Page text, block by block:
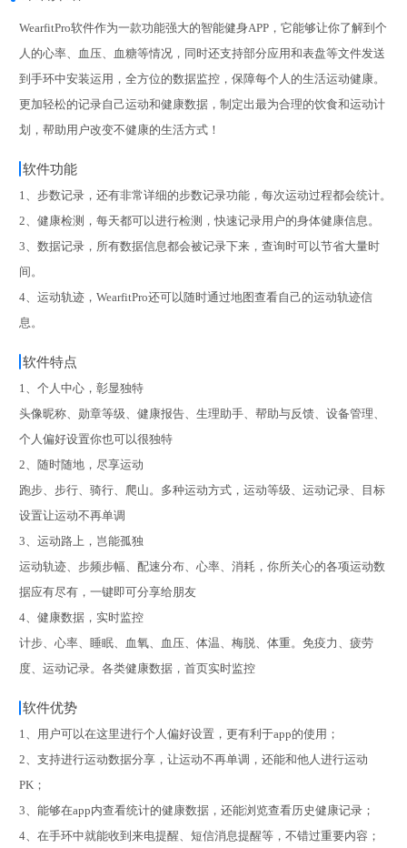
WearfitPro软件作为一款功能强大的智能健身APP，它能够让你了解到个
人的心率、血压、血糖等情况，同时还支持部分应用和表盘等文件发送
到手环中安装运用，全方位的数据监控，保障每个人的生活运动健康。
更加轻松的记录自己运动和健康数据，制定出最为合理的饮食和运动计
划，帮助用户改变不健康的生活方式！
软件功能
1、步数记录，还有非常详细的步数记录功能，每次运动过程都会统计。
2、健康检测，每天都可以进行检测，快速记录用户的身体健康信息。
3、数据记录，所有数据信息都会被记录下来，查询时可以节省大量时
间。
4、运动轨迹，WearfitPro还可以随时通过地图查看自己的运动轨迹信
息。
软件特点
1、个人中心，彰显独特
头像昵称、勋章等级、健康报告、生理助手、帮助与反馈、设备管理、
个人偏好设置你也可以很独特
2、随时随地，尽享运动
跑步、步行、骑行、爬山。多种运动方式，运动等级、运动记录、目标
设置让运动不再单调
3、运动路上，岂能孤独
运动轨迹、步频步幅、配速分布、心率、消耗，你所关心的各项运动数
据应有尽有，一键即可分享给朋友
4、健康数据，实时监控
计步、心率、睡眠、血氧、血压、体温、梅脱、体重。免疫力、疲劳
度、运动记录。各类健康数据，首页实时监控
软件优势
1、用户可以在这里进行个人偏好设置，更有利于app的使用；
2、支持进行运动数据分享，让运动不再单调，还能和他人进行运动
PK；
3、能够在app内查看统计的健康数据，还能浏览查看历史健康记录；
4、在手环中就能收到来电提醒、短信消息提醒等，不错过重要内容；